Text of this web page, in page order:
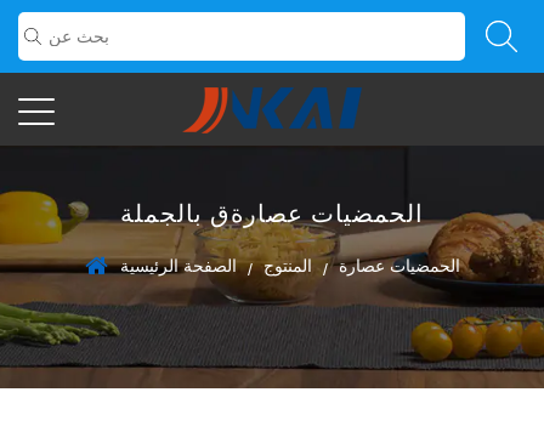
الحمضيات عصارةق بالجملة
الصفحة الرئيسية / المنتوج / الحمضيات عصارة